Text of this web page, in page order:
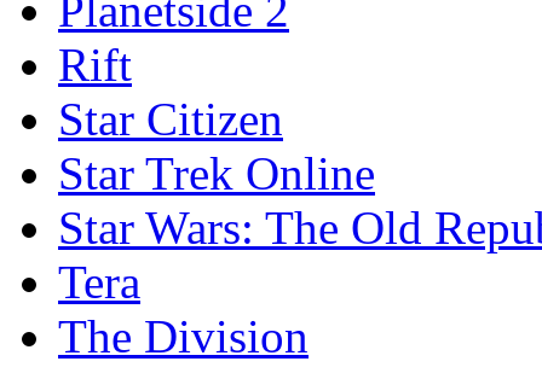
Rift
Star Citizen
Star Trek Online
Star Wars: The Old
Tera
The Division